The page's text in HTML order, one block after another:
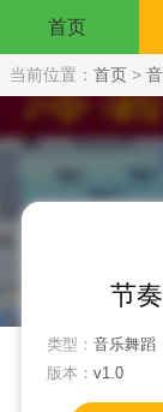
首页
当前位置： 首页 >
节
类型： 音乐舞蹈
版本： v1.0